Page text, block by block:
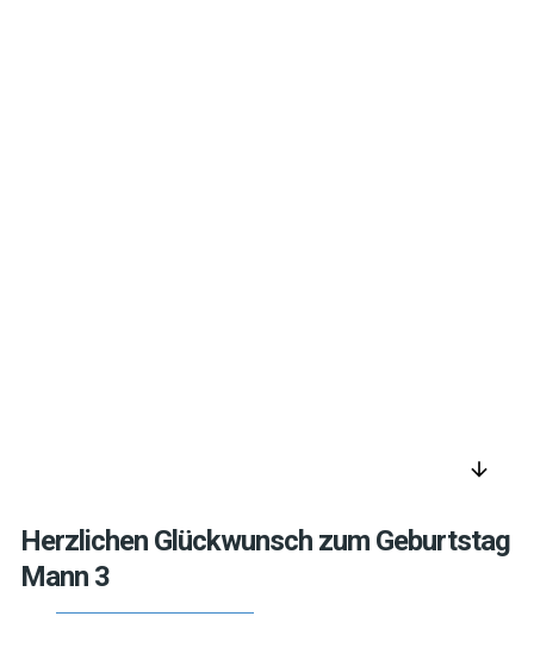
arrow_downward
Herzlichen Glückwunsch zum Geburtstag
Mann 3